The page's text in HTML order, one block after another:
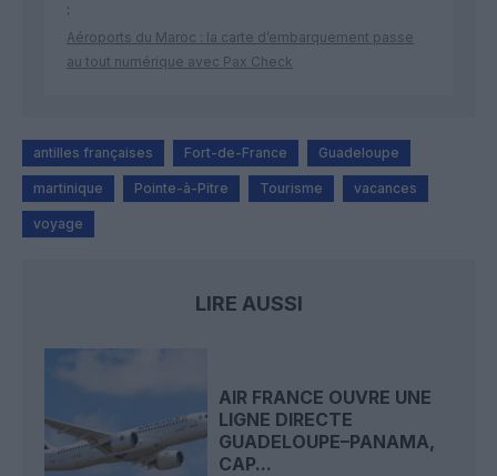
:
Aéroports du Maroc : la carte d’embarquement passe
au tout numérique avec Pax Check
antilles françaises Fort-de-France Guadeloupe
martinique Pointe-à-Pitre Tourisme vacances
voyage
LIRE AUSSI
AIR FRANCE OUVRE UNE
LIGNE DIRECTE
GUADELOUPE–PANAMA,
CAP...